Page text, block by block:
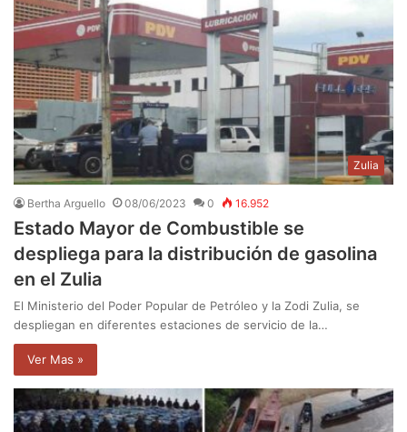
Zulia
Bertha Arguello 08/06/2023 0 16.952
Estado Mayor de Combustible se
despliega para la distribución de gasolina
en el Zulia
El Ministerio del Poder Popular de Petróleo y la Zodi Zulia, se
despliegan en diferentes estaciones de servicio de la…
Ver Mas »